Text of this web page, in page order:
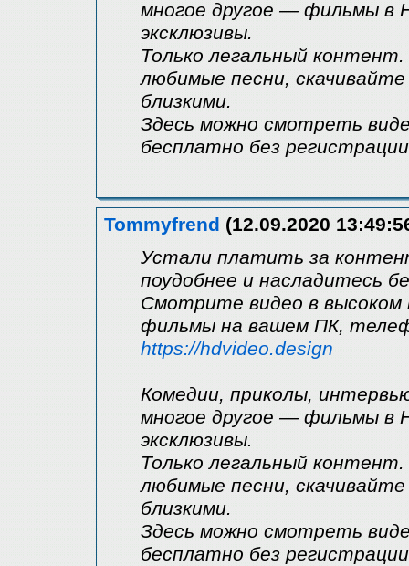
многое другое — фильмы в
эксклюзивы.
Только легальный
любимые песни,
близкими.
Здесь можно смотреть
бесплатно без
Tommyfrend (12.09.2020
Устали платить за
поудобнее и насладитесь
Смотрите видео в высоком
фильмы на вашем ПК,
https://hdvideo.design
Комедии, приколы,
многое другое — фильмы в
эксклюзивы.
Только легальный
любимые песни,
близкими.
Здесь можно смотреть
бесплатно без